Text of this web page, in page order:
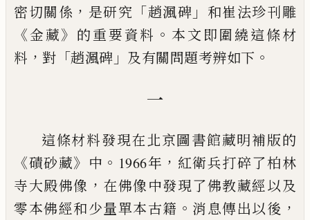
密切關係 ， 是研究 「趙渢碑 」 和崔法珍刊雕
《金藏》 的重要資料 。 本文即圍繞這條材
料 ， 對 「趙渢碑 」 及有關問題考辨如下 。
一
這條材料發現在北京圖書館藏明補版的
《磧砂藏》 中 。 1966年 ， 紅衛兵打碎了柏林
寺大殿佛像 ， 在佛像中發現了佛教藏經以及
零本佛經和少量單本古籍 。 消息傳出以後 ，